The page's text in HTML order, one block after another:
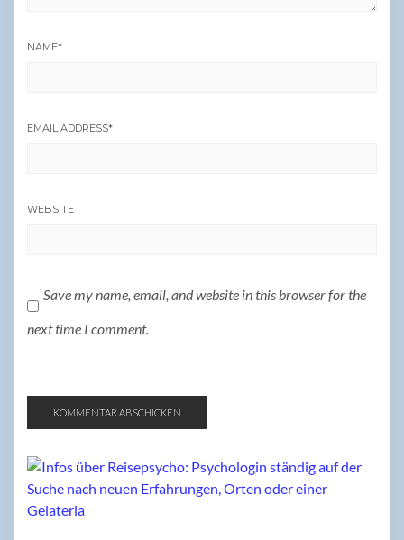
NAME*
EMAIL ADDRESS*
WEBSITE
Save my name, email, and website in this browser for the
next time I comment.